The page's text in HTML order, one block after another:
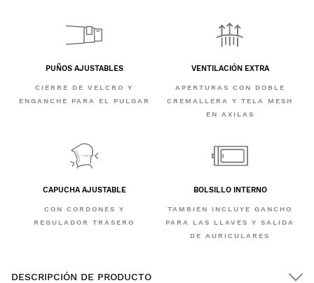
PUÑOS AJUSTABLES
CIERRE DE VELCRO Y
ENGANCHE PARA EL PULGAR
VENTILACIÓN EXTRA
APERTURAS CON DOBLE
CREMALLERA Y TELA MESH
EN AXILAS
CAPUCHA AJUSTABLE
CON CORDONES Y
REGULADOR TRASERO
BOLSILLO INTERNO
TAMBIÉN INCLUYE GANCHO
PARA LAS LLAVES Y SALIDA
DE AURICULARES
DESCRIPCIÓN DE PRODUCTO